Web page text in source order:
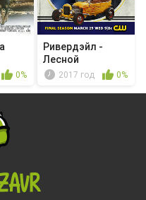
0%
Ривердэйл -
Лесной
наблюдатель
2017 год 0%